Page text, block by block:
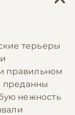
терьеры
правильном
преданны
нежность